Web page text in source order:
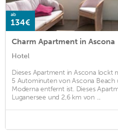
ab
134€
Charm Apartment in Ascona
Hotel
Dieses Apartment in Ascona lockt
5 Autominuten von Ascona Beach
Moderna entfernt ist. Dieses
Luganersee und 2,6 km von ...